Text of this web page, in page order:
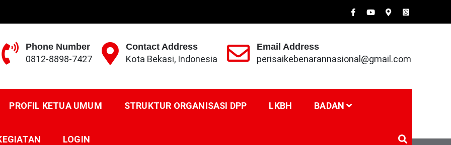
NASIONAL
Phone Number
0812-8898-7427
Contact Address
Kota Bekasi, Indonesia
Email Address
perisaikebenarannasional@gmail.com
PROFIL KETUA UMUM STRUKTUR ORGANISASI DPP LKBH BADAN
LOGIN